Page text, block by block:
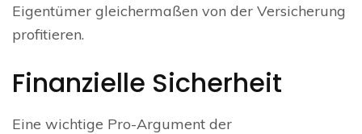
Eigentümer gleichermaßen von der Versicherung
profitieren.
Finanzielle Sicherheit
Eine wichtige Pro-Argument der